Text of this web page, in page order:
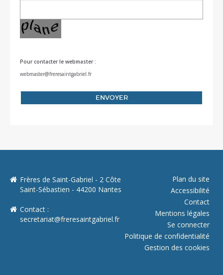
Pour contacter le webmaster :
webmaster@freresaintgabriel.fr
Plan du site
Accessibilité
Contact
Mentions légales
Se connecter
Politique de confidentialité
Gestion des cookies
Frères de Saint-Gabriel - 2 Côte
Saint-Sébastien - 44200 Nantes
Contact :
secretariat@freresaintgabriel.fr